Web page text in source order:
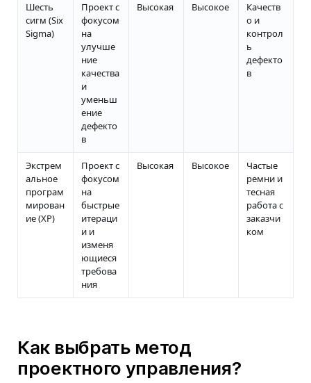
Шесть
сигм (Six
Sigma)
Проект с
фокусом
на
улучше
ние
качества
и
уменьш
ение
дефекто
в
Высокая Высокое
Качеств
о и
контрол
ь
дефекто
в
Экстрем
альное
програм
мирован
ие (XP)
Проект с
фокусом
на
быстрые
итераци
и и
изменя
ющиеся
требова
ния
Высокая Высокое
Частые
ремни и
тесная
работа с
заказчи
ком
Как выбрать метод
проектного управления?